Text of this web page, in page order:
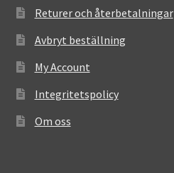
Returer och återbetalningar
Avbryt beställning
My Account
Integritetspolicy
Om oss